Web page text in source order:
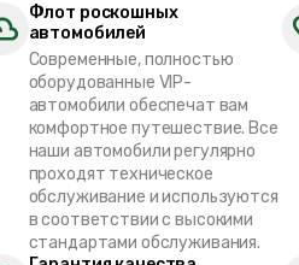
Флот роскошных
автомобилей
Современные, полностью
оборудованные VIP-
автомобили обеспечат вам
комфортное путешествие. Все
наши автомобили регулярно
проходят техническое
обслуживание и используются
в соответствии с высокими
стандартами обслуживания.